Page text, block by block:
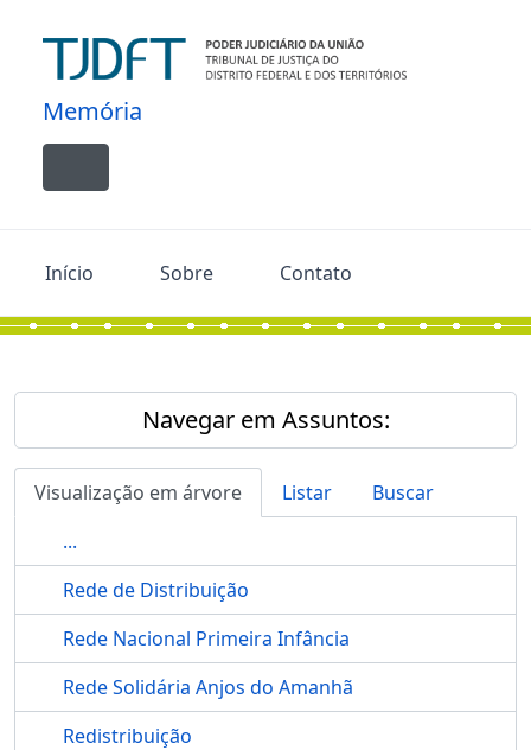
Memória
Toggle navigation
Início Sobre Contato
Navegar em Assuntos:
Visualização em árvore Listar
Buscar
...
Rede de Distribuição
Rede Nacional Primeira Infância
Rede Solidária Anjos do Amanhã
Redistribuição